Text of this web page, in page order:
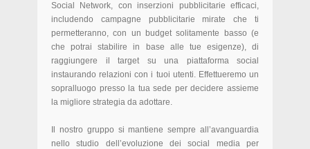
Social Network, con inserzioni pubblicitarie efficaci,
includendo campagne pubblicitarie mirate che ti
permetteranno, con un budget solitamente basso (e
che potrai stabilire in base alle tue esigenze), di
raggiungere il target su una piattaforma social
instaurando relazioni con i tuoi utenti. Effettueremo un
sopralluogo presso la tua sede per decidere assieme
la migliore strategia da adottare.
Il nostro gruppo si mantiene sempre all’avanguardia
nello studio dell’evoluzione dei social media per